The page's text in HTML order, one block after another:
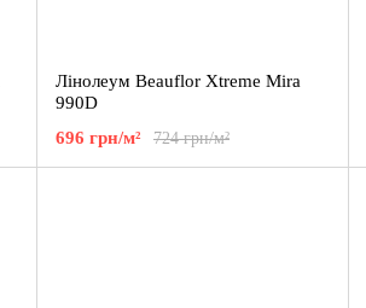
Лінолеум Beauflor Xtreme Mira
990D
724 грн/м²
696 грн/м²